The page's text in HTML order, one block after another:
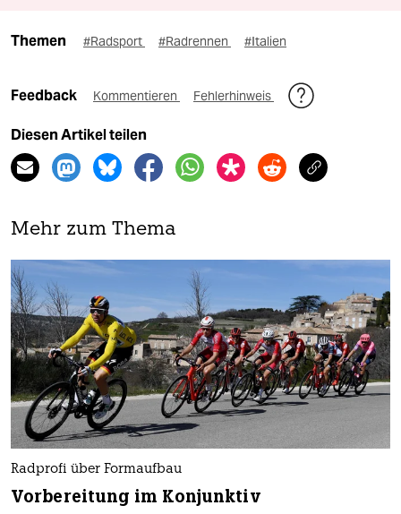
Themen #Radsport #Radrennen #Italien
Feedback Kommentieren Fehlerhinweis
Diesen Artikel teilen
Mehr zum Thema
Radprofi über Formaufbau
Vorbereitung im Konjunktiv